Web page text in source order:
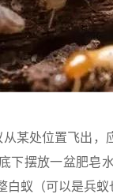
某处位置飞出，
下摆放一盆肥皂
白蚁（可以是兵